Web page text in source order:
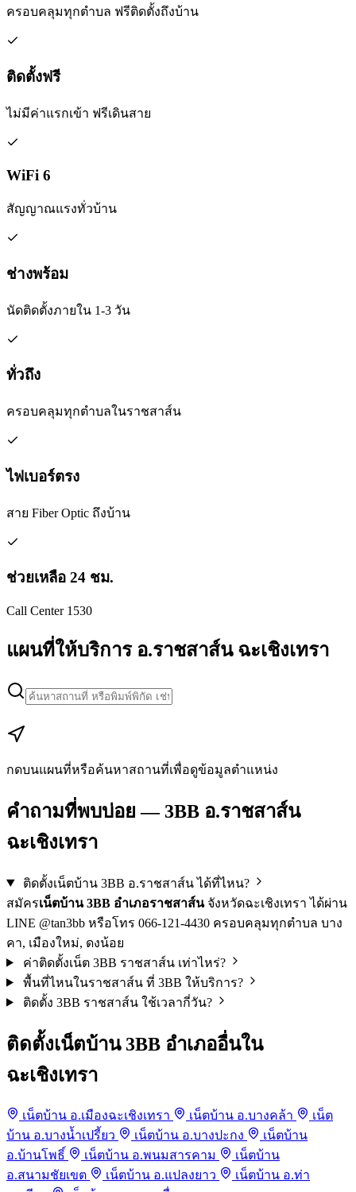
ครอบคลุมทุกตำบล ฟรีติดตั้งถึงบ้าน
ติดตั้งฟรี
ไม่มีค่าแรกเข้า ฟรีเดินสาย
WiFi 6
สัญญาณแรงทั่วบ้าน
ช่างพร้อม
นัดติดตั้งภายใน 1-3 วัน
ทั่วถึง
ครอบคลุมทุกตำบลในราชสาส์น
ไฟเบอร์ตรง
สาย Fiber Optic ถึงบ้าน
ช่วยเหลือ 24 ชม.
Call Center 1530
แผนที่ให้บริการ อ.ราชสาส์น ฉะเชิงเทรา
+
กดบนแผนที่หรือค้นหาสถานที่เพื่อดูข้อมูลตำแหน่ง
คำถามที่พบบ่อย — 3BB อ.ราชสาส์น
ฉะเชิงเทรา
ติดตั้งเน็ตบ้าน 3BB อ.ราชสาส์น ได้ที่ไหน?
สมัครเน็ตบ้าน 3BB อำเภอราชสาส์นจังหวัดฉะเชิงเทรา ได้ผ่าน
LINE @tan3bb หรือโทร 066-121-4430 ครอบคลุมทุกตำบล บาง
คา, เมืองใหม่, ดงน้อย
ค่าติดตั้งเน็ต 3BB ราชสาส์น เท่าไหร่?
พื้นที่ไหนในราชสาส์น ที่ 3BB ให้บริการ?
ติดตั้ง 3BB ราชสาส์น ใช้เวลากี่วัน?
ติดตั้งเน็ตบ้าน 3BB อำเภออื่นใน
ฉะเชิงเทรา
เน็ตบ้าน อ.เมืองฉะเชิงเทรา เน็ตบ้าน อ.บางคล้า
เน็ต
บ้าน อ.บางน้ำเปรี้ยว
เน็ตบ้าน อ.บางปะกง
เน็ตบ้าน
อ.บ้านโพธิ์
เน็ตบ้าน อ.พนมสารคาม
เน็ตบ้าน
อ.สนามชัยเขต
เน็ตบ้าน อ.แปลงยาว
เน็ตบ้าน อ.ท่า